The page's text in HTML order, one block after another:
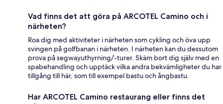
Vad finns det att göra på ARCOTEL Camino och i
närheten?
Roa dig med aktiviteter i närheten som cykling och öva upp
svingen på golfbanan i närheten. I närheten kan du dessutom
prova på segwayuthyrning/-turer. Skäm bort dig själv med en
spabehandling och upptäck vilka andra bekvämligheter du har
tillgång till här, som till exempel bastu och ångbastu.
Har ARCOTEL Camino restaurang eller finns det